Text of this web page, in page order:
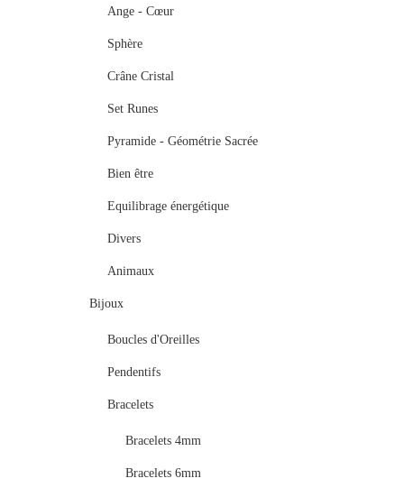
Ange - Cœur
Sphère
Crâne Cristal
Set Runes
Pyramide - Géométrie Sacrée
Bien être
Equilibrage énergétique
Divers
Animaux
Bijoux
Boucles d'Oreilles
Pendentifs
Bracelets
Bracelets 4mm
Bracelets 6mm